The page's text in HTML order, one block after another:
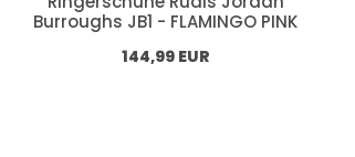
Burroughs JB1 - FLAMINGO PINK
Normál ár:
144,99 EUR